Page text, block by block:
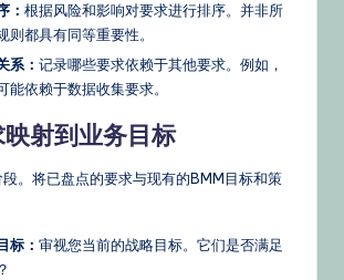
： 根据风险和影响对要求进行排序。并非所
则都具有同等重要性。
系： 记录哪些要求依赖于其他要求。例如，
能依赖于数据收集要求。
射到业务目标
。将已盘点的要求与现有的BMM目标和策
标： 审视您当前的战略目标。它们是否满足